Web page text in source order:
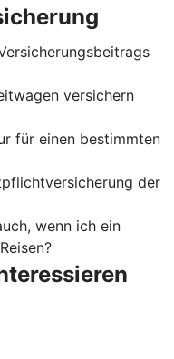
versichern
für einen bestimmten
der
wenn ich ein